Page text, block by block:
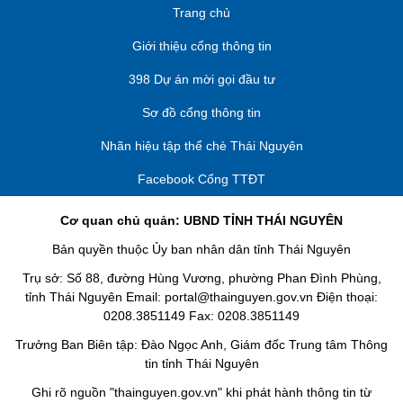
Trang chủ
Giới thiệu cổng thông tin
398 Dự án mời gọi đầu tư
Sơ đồ cổng thông tin
Nhãn hiệu tập thể chè Thái Nguyên
Facebook Cổng TTĐT
Cơ quan chủ quản: UBND TỈNH THÁI NGUYÊN
Bản quyền thuộc Ủy ban nhân dân tỉnh Thái Nguyên
Trụ sở: Số 88, đường Hùng Vương, phường Phan Đình Phùng,
tỉnh Thái Nguyên Email: portal@thainguyen.gov.vn Điện thoại:
0208.3851149 Fax: 0208.3851149
Trưởng Ban Biên tập: Đào Ngọc Anh, Giám đốc Trung tâm Thông
tin tỉnh Thái Nguyên
Ghi rõ nguồn "thainguyen.gov.vn" khi phát hành thông tin từ